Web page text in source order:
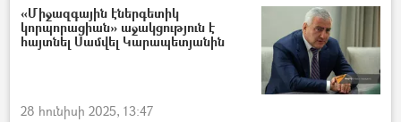
«Միջազգային էներգետիկ
կորպորացիան» աջակցություն է
հայտնել Սամվել Կարապետյանին
28 հունիսի 2025, 13:47